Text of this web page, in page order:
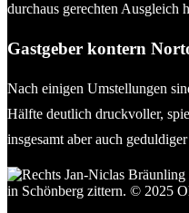
durchaus gerechten Ausgleich
Gastgeber kontern
Nach einigen Umstellungen
Hälfte deutlich druckvoller,
insgesamt aber auch